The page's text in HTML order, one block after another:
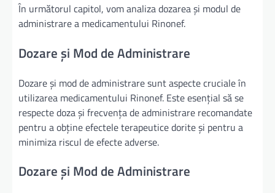
În următorul capitol, vom analiza dozarea și modul de
administrare a medicamentului Rinonef.
Dozare și Mod de Administrare
Dozare și mod de administrare sunt aspecte cruciale în
utilizarea medicamentului Rinonef. Este esențial să se
respecte doza și frecvența de administrare recomandate
pentru a obține efectele terapeutice dorite și pentru a
minimiza riscul de efecte adverse.
Dozare și Mod de Administrare